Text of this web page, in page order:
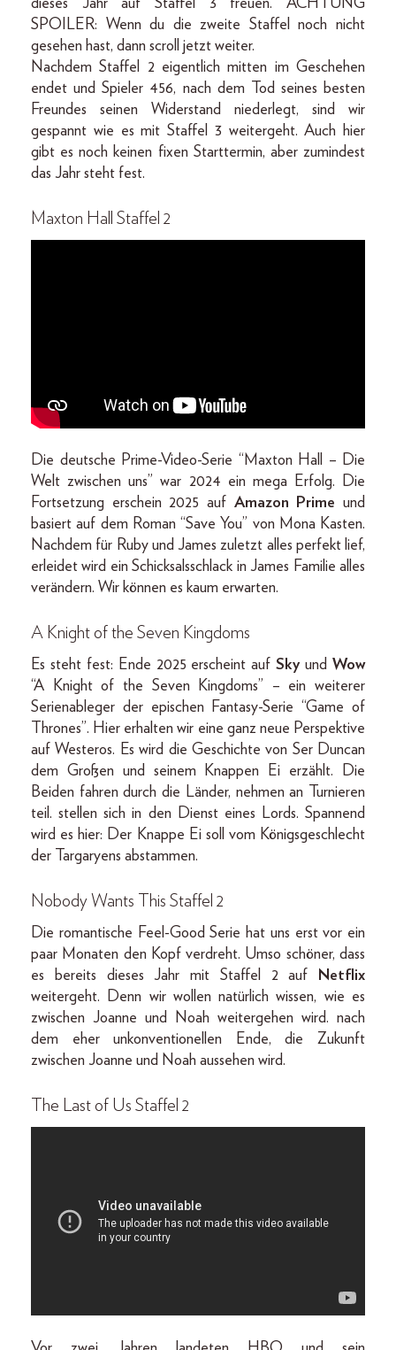
dieses Jahr auf Staffel 3 freuen. ACHTUNG
SPOILER: Wenn du die zweite Staffel noch nicht
gesehen hast, dann scroll jetzt weiter.
Nachdem Staffel 2 eigentlich mitten im Geschehen
endet und Spieler 456, nach dem Tod seines besten
Freundes seinen Widerstand niederlegt, sind wir
gespannt wie es mit Staffel 3 weitergeht. Auch hier
gibt es noch keinen fixen Starttermin, aber zumindest
das Jahr steht fest.
Maxton Hall Staffel 2
Die deutsche Prime-Video-Serie “Maxton Hall – Die
Welt zwischen uns” war 2024 ein mega Erfolg. Die
Fortsetzung erschein 2025 auf Amazon Prime und
basiert auf dem Roman “Save You” von Mona Kasten.
Nachdem für Ruby und James zuletzt alles perfekt lief,
erleidet wird ein Schicksalsschlack in James Familie alles
verändern. Wir können es kaum erwarten.
A Knight of the Seven Kingdoms
Es steht fest: Ende 2025 erscheint aufSkyundWow
“A Knight of the Seven Kingdoms” – ein weiterer
Serienableger der epischen Fantasy-Serie “Game of
Thrones”. Hier erhalten wir eine ganz neue Perspektive
auf Westeros. Es wird die Geschichte von Ser Duncan
dem Großen und seinem Knappen Ei erzählt. Die
Beiden fahren durch die Länder, nehmen an Turnieren
teil. stellen sich in den Dienst eines Lords. Spannend
wird es hier: Der Knappe Ei soll vom Königsgeschlecht
der Targaryens abstammen.
Nobody Wants This Staffel 2
Die romantische Feel-Good Serie hat uns erst vor ein
paar Monaten den Kopf verdreht. Umso schöner, dass
es bereits dieses Jahr mit Staffel 2 auf
Netflix
weitergeht. Denn wir wollen natürlich wissen, wie es
zwischen Joanne und Noah weitergehen wird. nach
dem eher unkonventionellen Ende, die Zukunft
zwischen Joanne und Noah aussehen wird.
The Last of Us Staffel 2